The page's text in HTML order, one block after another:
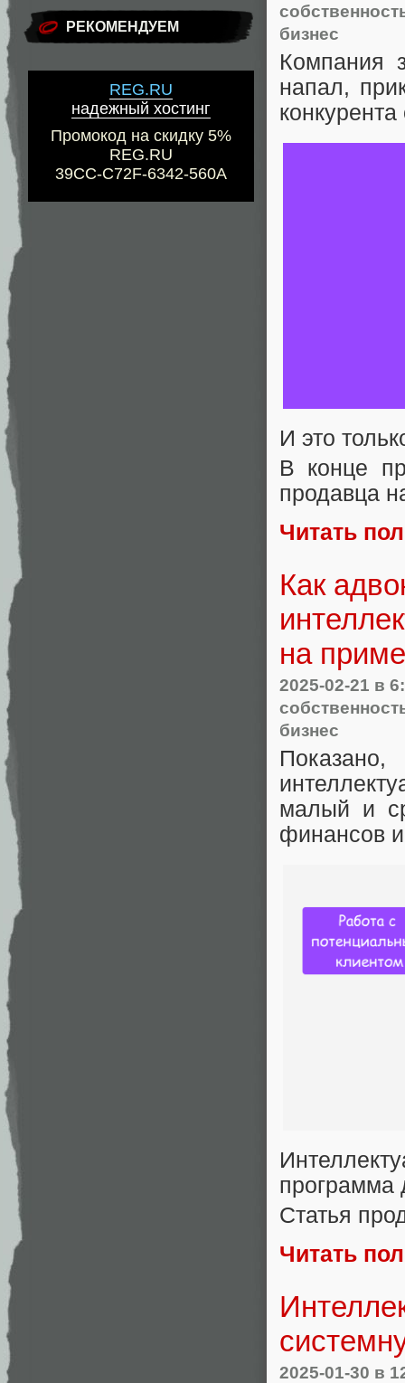
РЕКОМЕНДУЕМ
REG.RU
надежный хостинг
Промокод на скидку 5%
REG.RU
39CC-C72F-6342-560A
бизнес
Компания
напал,
И это
В конце
продавца
Читать
Как
на
2025-02-21 в
бизнес
малый и
финансов
Статья
Читать
2025-01-30 в